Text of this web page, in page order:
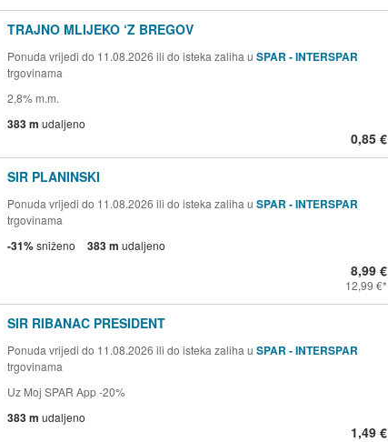
TRAJNO MLIJEKO ‘Z BREGOV
Ponuda vrijedi do 11.08.2026 ili do isteka zaliha u SPAR - INTERSPAR
trgovinama
2,8% m.m.
383 m udaljeno
0,85 €
SIR PLANINSKI
Ponuda vrijedi do 11.08.2026 ili do isteka zaliha u SPAR - INTERSPAR
trgovinama
-31%sniženo 383 m udaljeno
8,99 €
12,99 €
SIR RIBANAC PRESIDENT
Ponuda vrijedi do 11.08.2026 ili do isteka zaliha u SPAR - INTERSPAR
trgovinama
Uz Moj SPAR App -20%
383 m udaljeno
1,49 €